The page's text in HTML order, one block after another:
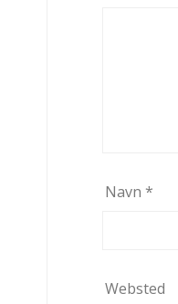
Navn *
Websted